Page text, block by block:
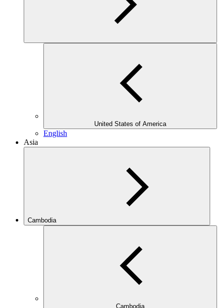
United States of America
English
Asia
Cambodia
Cambodia